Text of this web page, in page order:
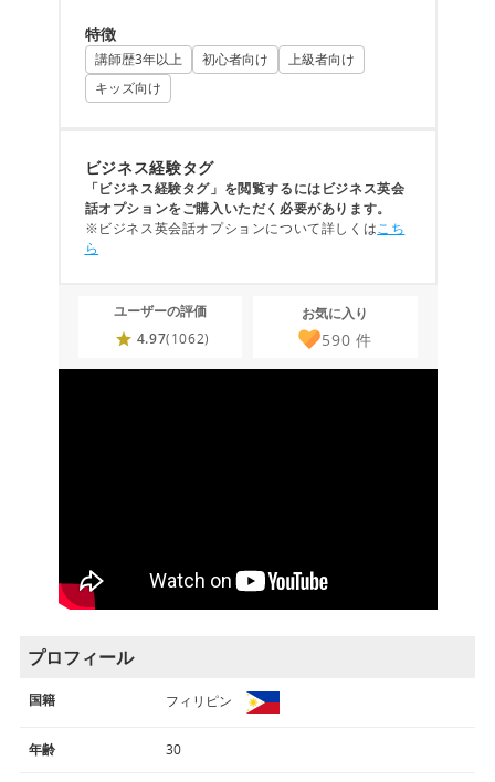
特徴
講師歴3年以上 初心者向け
上級者向け
キッズ向け
ビジネス経験タグ
「ビジネス経験タグ」を閲覧するにはビジネス英会
話オプションをご購入いただく必要があります。
※ビジネス英会話オプションについて詳しくはこち
ら
ユーザーの評価
4.97(1062)
お気に入り
590 件
プロフィール
国籍 フィリピン
年齢 30